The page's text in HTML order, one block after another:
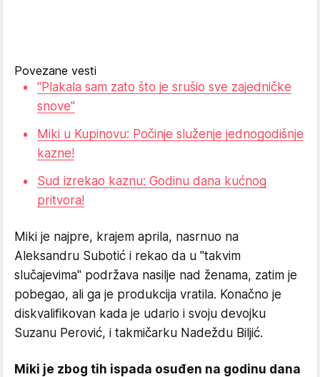
Povezane vesti
"Plakala sam zato što je srušio sve zajedničke
snove"
Miki u Kupinovu: Počinje služenje jednogodišnje
kazne!
Sud izrekao kaznu: Godinu dana kućnog
pritvora!
Miki je najpre, krajem aprila, nasrnuo na
Aleksandru Subotić i rekao da u "takvim
slučajevima" podržava nasilje nad ženama, zatim je
pobegao, ali ga je produkcija vratila. Konačno je
diskvalifikovan kada je udario i svoju devojku
Suzanu Perović, i takmičarku Nadeždu Biljić.
Miki je zbog tih ispada osuđen na godinu dana